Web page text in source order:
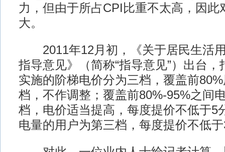
力，但由于所占CPI比重不太高，因此
大。
2011年12月初，《关于居民生活
指导意见》（简称“指导意见”）出台
实施的阶梯电价分为三档，覆盖前
档，不作调整；覆盖前80%-95%之间
档，电价适当提高，每度提价不低于5
电量的用户为第三档，每度提价不低